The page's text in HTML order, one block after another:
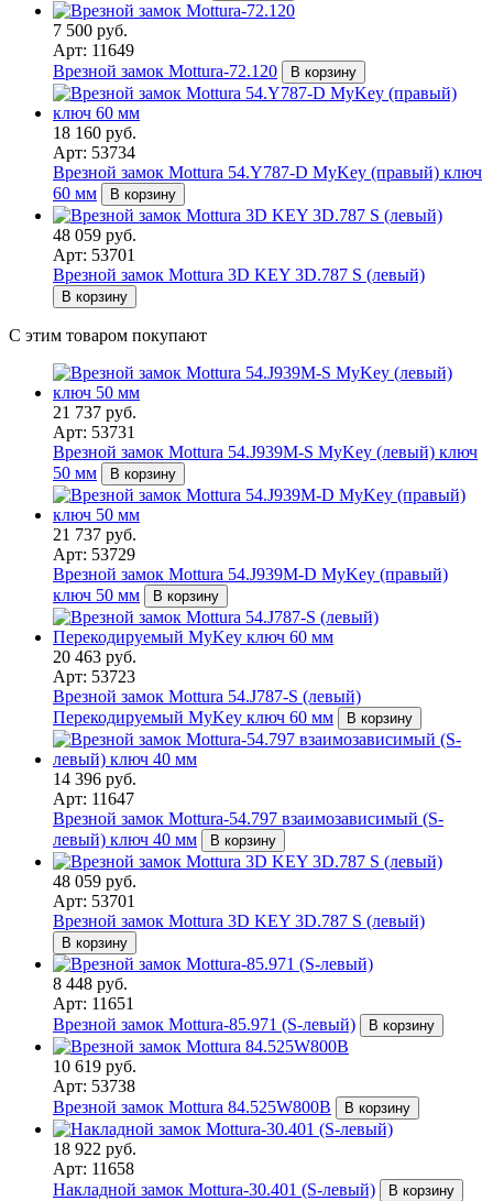
7 500 руб.
Арт: 11649
Врезной замок Mottura-72.120
В корзину
18 160 руб.
Арт: 53734
Врезной замок Mottura 54.Y787-D MyKey (правый) ключ
60 мм
В корзину
48 059 руб.
Арт: 53701
Врезной замок Mottura 3D KEY 3D.787 S (левый)
В корзину
С этим товаром покупают
21 737 руб.
Арт: 53731
Врезной замок Mottura 54.J939M-S MyKey (левый) ключ
50 мм
В корзину
21 737 руб.
Арт: 53729
Врезной замок Mottura 54.J939M-D MyKey (правый)
ключ 50 мм
В корзину
20 463 руб.
Арт: 53723
Врезной замок Mottura 54.J787-S (левый)
Перекодируемый MyKey ключ 60 мм
В корзину
14 396 руб.
Арт: 11647
Врезной замок Mottura-54.797 взаимозависимый (S-
левый) ключ 40 мм
В корзину
48 059 руб.
Арт: 53701
Врезной замок Mottura 3D KEY 3D.787 S (левый)
В корзину
8 448 руб.
Арт: 11651
Врезной замок Mottura-85.971 (S-левый)
В корзину
10 619 руб.
Арт: 53738
Врезной замок Mottura 84.525W800B
В корзину
18 922 руб.
Арт: 11658
Накладной замок Mottura-30.401 (S-левый)
В корзину